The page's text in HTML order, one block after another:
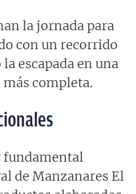
la jornada para
con un recorrido
escapada en una
completa.
fundamental
de Manzanares El